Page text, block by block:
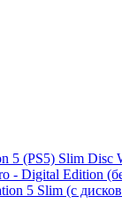
5 (PS5) Slim
- Digital Edition
5 Slim (с